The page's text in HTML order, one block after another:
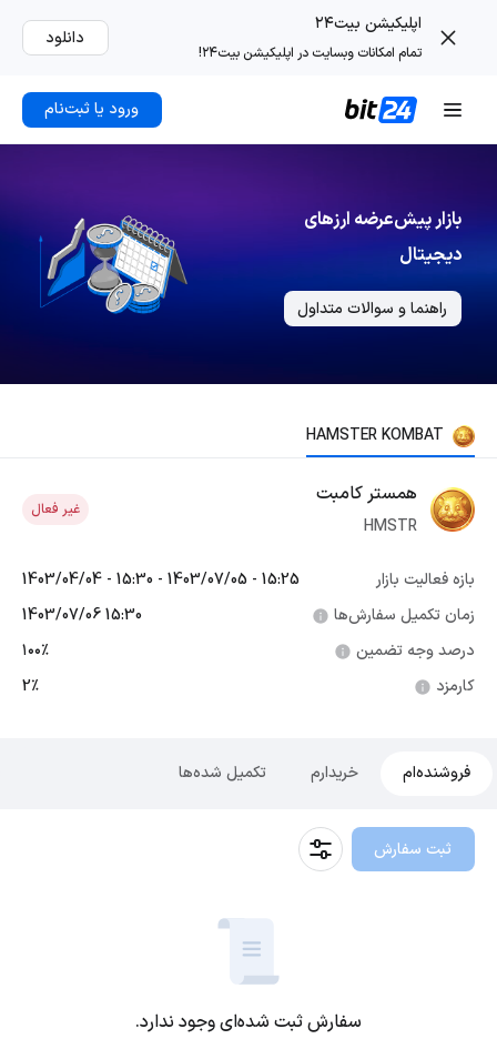
اپلیکیشن بیت۲۴
تمام امکانات وبسایت در اپلیکیشن بیت۲۴!
دانلود
ورود یا ثبت‌نام
بازار پیش‌عرضه ارزهای
دیجیتال
راهنما و سوالات متداول
HAMSTER KOMBAT
همستر کامبت
HMSTR
غیر فعال
بازه فعالیت بازار
1403/04/04 - 15:30 - 1403/07/05 - 15:25
زمان تکمیل سفارش‌ها
1403/07/06 15:30
درصد وجه تضمین
۱۰۰٪
کارمزد
2٪
فروشنده‌ام خریدارم تکمیل شده‌ها
ثبت سفارش
سفارش ثبت شده‌ای وجود ندارد.